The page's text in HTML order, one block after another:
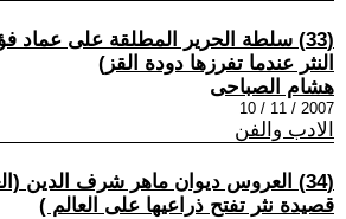
(33) سلطة الحرير المطلقة على عماد
النثر عندما تفرزها دودة القز)
هشام الصباحى
2007 / 11 / 10
الادب والفن
(34) العروس ديوان ماهر شرف الدين
قصيدة نثر تفتح ذراعيها على العالم )